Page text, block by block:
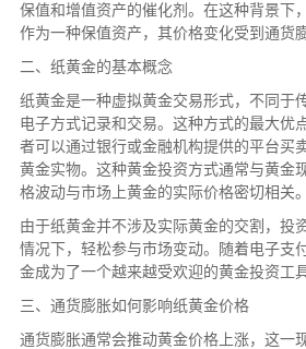
保值和增值资产的催化剂。在这种背景下
作为一种保值资产，其价格变化受到通货
二、纸黄金的基本概念
纸黄金是一种虚拟黄金交易形式，不同于
电子方式记录和交易。这种方式的最大优
者可以通过银行或金融机构提供的平台买
黄金实物。这种黄金投资方式通常与黄金
格波动与市场上黄金的实际价格密切相关。
由于纸黄金并不涉及实际黄金的交割，投
情况下，轻松参与市场变动。随着电子支
金成为了一个越来越受欢迎的黄金投资工具
三、通货膨胀如何影响纸黄金价格
通货膨胀通常会推动黄金价格上涨，这一